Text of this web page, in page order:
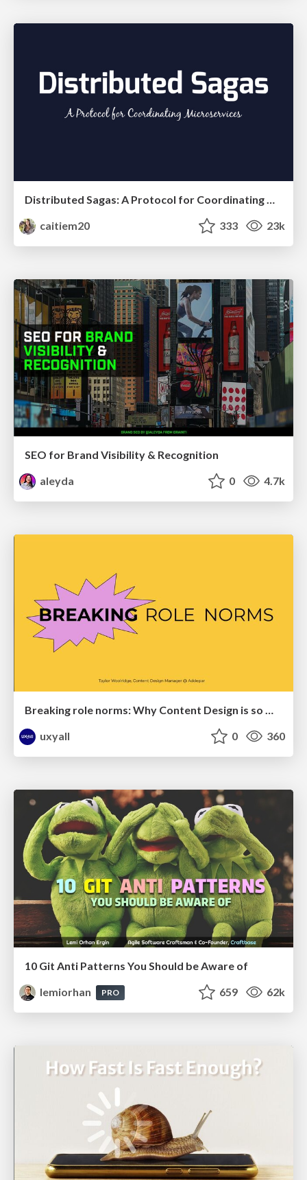
caitiem20
333 23k
SEO for Brand Visibility & Recognition
aleyda
0 4.7k
Breaking role norms: Why Content Design is so much more than writing copy - Taylor Woolridge
uxyall
0 360
10 Git Anti Patterns You Should be Aware of
lemiorhan
PRO 659 62k